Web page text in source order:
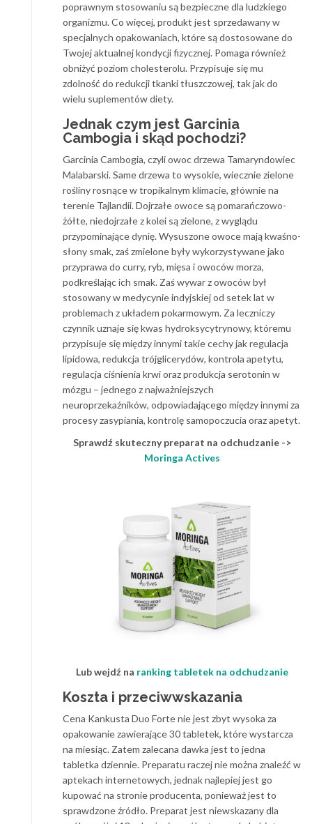
poprawnym stosowaniu są bezpieczne dla ludzkiego
organizmu. Co więcej, produkt jest sprzedawany w
specjalnych opakowaniach, które są dostosowane do
Twojej aktualnej kondycji fizycznej. Pomaga również
obniżyć poziom cholesterolu. Przypisuje się mu
zdolność do redukcji tkanki tłuszczowej, tak jak do
wielu suplementów diety.
Jednak czym jest Garcinia
Cambogia i skąd pochodzi?
Garcinia Cambogia, czyli owoc drzewa Tamaryndowiec
Malabarski. Same drzewa to wysokie, wiecznie zielone
rośliny rosnące w tropikalnym klimacie, głównie na
terenie Tajlandii. Dojrzałe owoce są pomarańczowo-
żółte, niedojrzałe z kolei są zielone, z wyglądu
przypominające dynię. Wysuszone owoce mają kwaśno-
słony smak, zaś zmielone były wykorzystywane jako
przyprawa do curry, ryb, mięsa i owoców morza,
podkreślając ich smak. Zaś wywar z owoców był
stosowany w medycynie indyjskiej od setek lat w
problemach z układem pokarmowym. Za leczniczy
czynnik uznaje się kwas hydroksycytrynowy, któremu
przypisuje się między innymi takie cechy jak regulacja
lipidowa, redukcja trójglicerydów, kontrola apetytu,
regulacja ciśnienia krwi oraz produkcja serotonin w
mózgu – jednego z najważniejszych
neuroprzekaźników, odpowiadającego między innymi za
procesy zasypiania, kontrolę samopoczucia oraz apetyt.
Sprawdź skuteczny preparat na odchudzanie ->
Moringa Actives
Lub wejdź na ranking tabletek na odchudzanie
Koszta i przeciwwskazania
Cena Kankusta Duo Forte nie jest zbyt wysoka za
opakowanie zawierające 30 tabletek, które wystarcza
na miesiąc. Zatem zalecana dawka jest to jedna
tabletka dziennie. Preparatu raczej nie można znaleźć w
aptekach internetowych, jednak najlepiej jest go
kupować na stronie producenta, ponieważ jest to
sprawdzone źródło. Preparat jest niewskazany dla